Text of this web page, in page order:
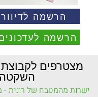
הרשמה
הרשמה
מצטרפים לקבוצת
השקטה
ישרות מהמטבח של רונית -